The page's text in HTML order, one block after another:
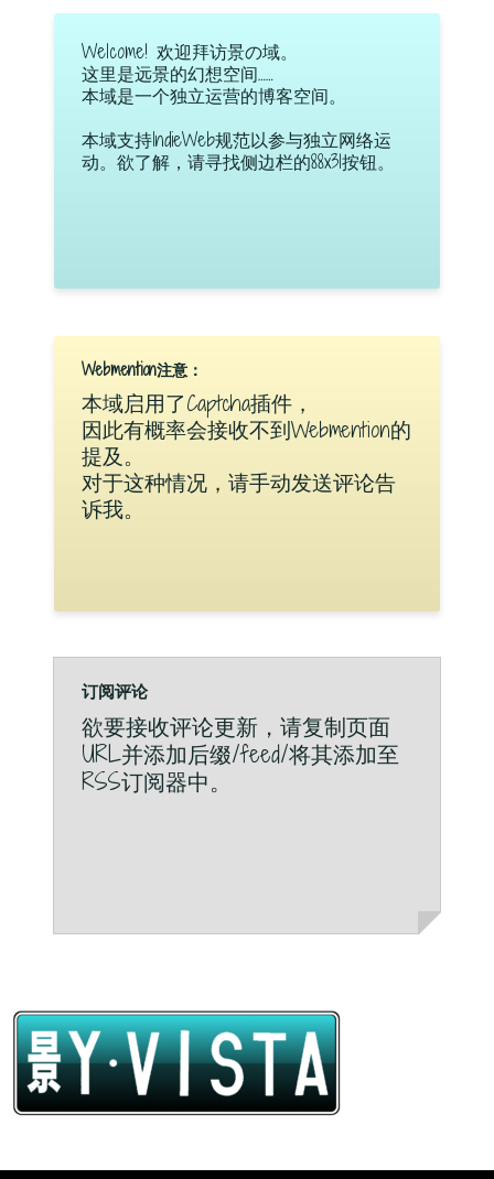
Welcome! 欢迎拜访景の域。
这里是远景的幻想空间……
本域是一个独立运营的博客空间。
本域支持IndieWeb规范以参与独立网络运
动。欲了解，请寻找侧边栏的88x31按钮。
Webmention注意：
本域启用了Captcha插件，
因此有概率会接收不到Webmention的
提及。
对于这种情况，请手动发送评论告
诉我。
订阅评论
欲要接收评论更新，请复制页面
URL并添加后缀/feed/将其添加至
RSS订阅器中。